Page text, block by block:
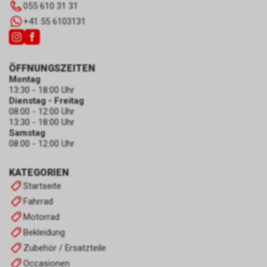
055 610 31 31
+41 55 6103131
KATEGORIEN
Startseite
Fahrrad
Motorrad
Bekleidung
Zubehör / Ersatzteile
Occasionen
ÖFFNUNGSZEITEN
Montag
13:30 - 18:00 Uhr
Dienstag - Freitag
08:00 - 12:00 Uhr
13:30 - 18:00 Uhr
Samstag
08:00 - 12:00 Uhr